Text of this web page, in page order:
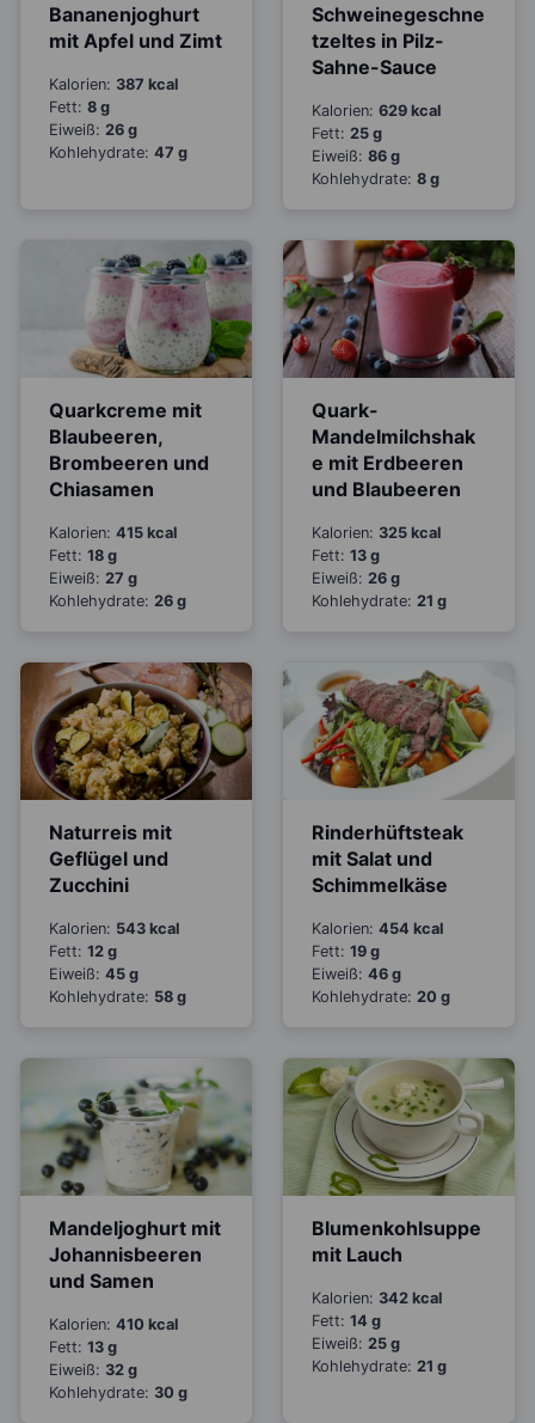
Bananenjoghurt
mit Apfel und Zimt
Kalorien: 387 kcal
Fett: 8 g
Eiweiß: 26 g
Kohlehydrate: 47 g
Schweinegeschne
tzeltes in Pilz-
Sahne-Sauce
Kalorien: 629 kcal
Fett: 25 g
Eiweiß: 86 g
Kohlehydrate: 8 g
Quarkcreme mit
Blaubeeren,
Brombeeren und
Chiasamen
Kalorien: 415 kcal
Fett: 18 g
Eiweiß: 27 g
Kohlehydrate: 26 g
Quark-
Mandelmilchshak
e mit Erdbeeren
und Blaubeeren
Kalorien: 325 kcal
Fett: 13 g
Eiweiß: 26 g
Kohlehydrate: 21 g
Naturreis mit
Geflügel und
Zucchini
Kalorien: 543 kcal
Fett: 12 g
Eiweiß: 45 g
Kohlehydrate: 58 g
Rinderhüftsteak
mit Salat und
Schimmelkäse
Kalorien: 454 kcal
Fett: 19 g
Eiweiß: 46 g
Kohlehydrate: 20 g
Mandeljoghurt mit
Johannisbeeren
und Samen
Kalorien: 410 kcal
Fett: 13 g
Eiweiß: 32 g
Kohlehydrate: 30 g
Blumenkohlsuppe
mit Lauch
Kalorien: 342 kcal
Fett: 14 g
Eiweiß: 25 g
Kohlehydrate: 21 g